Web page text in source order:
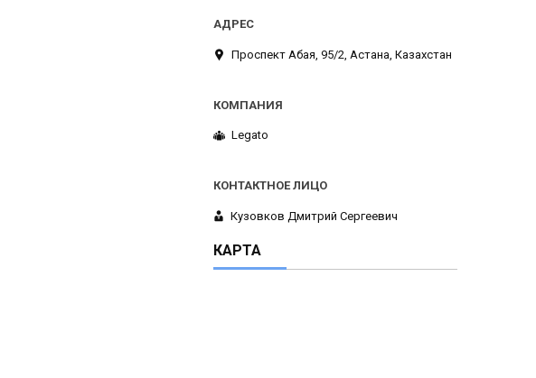
​Проспект Абая, 95/2, Астана, Казахстан
Legato
Кузовков Дмитрий Сергеевич
КАРТА